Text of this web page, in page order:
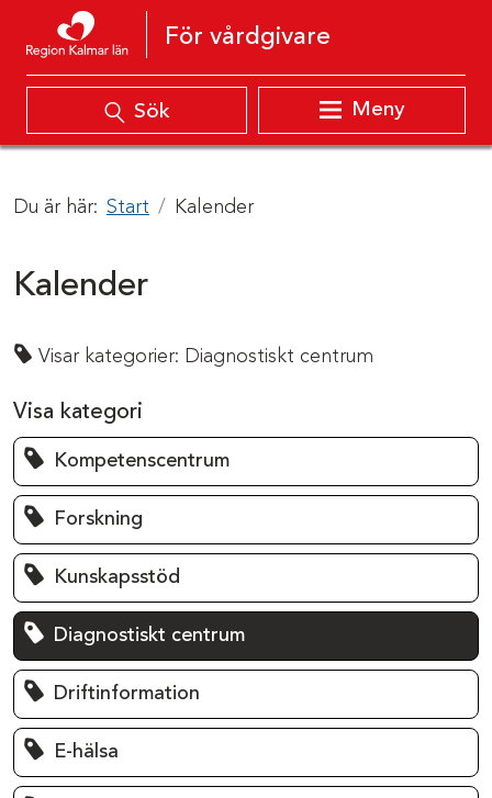
Hoppa till innehåll
För vårdgivare
Sök Meny
Du är här: Start Kalender
Kalender
Visar kategorier: Diagnostiskt centrum
Visa kategori
Kompetenscentrum
Forskning
Kunskapsstöd
Diagnostiskt centrum
Driftinformation
E-hälsa